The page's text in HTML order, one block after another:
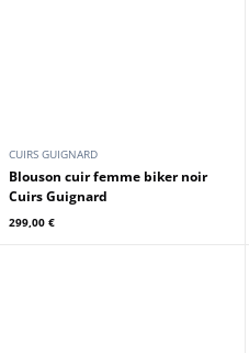
CUIRS GUIGNARD
Blouson cuir femme biker noir
Cuirs Guignard
299,00 €